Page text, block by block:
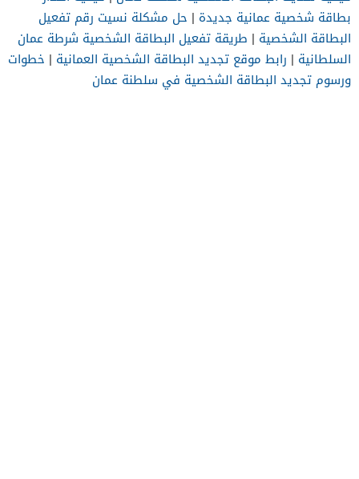
بطاقة شخصية عمانية جديدة | حل مشكلة نسيت رقم تفعيل
البطاقة الشخصية | طريقة تفعيل البطاقة الشخصية شرطة عمان
السلطانية | رابط موقع تجديد البطاقة الشخصية العمانية | خطوات
ورسوم تجديد البطاقة الشخصية في سلطنة عمان